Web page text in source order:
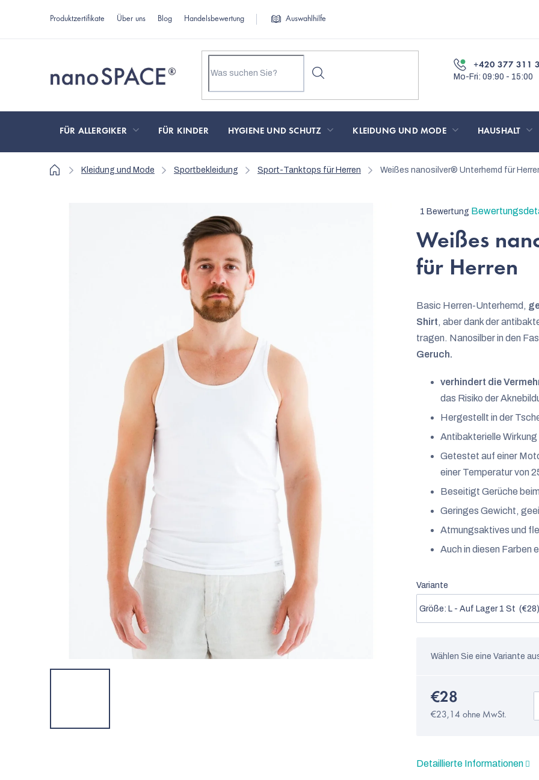
Produktzertifikate Über uns Blog Handelsbewertung Auswahlhilfe
+420 377 311
FÜR ALLERGIKER FÜR KINDER HYGIENE UND SCHUTZ KLEIDUNG UND MODE HAUSHALT
Startseite
Kleidung und Mode Sportbekleidung Sport-Tanktops für Herren Weißes nanosilver® Unterhemd für
Die
Produktbewertung
ist
5,0
5
Sternen.
1 Bewertung
Weißes
für Herren
Basic Herren-Unterhemd,
Shirt, aber dank der
tragen. Nanosilber in den
Geruch.
verhindert die
das Risiko der
Hergestellt in der
Antibakterielle Wirkung
Getestet auf einer
einer Temperatur von
Beseitigt Gerüche
Geringes Gewicht,
Atmungsaktives und
Auch in diesen Farben
Variante
Wählen Sie eine Variante
€28
€23,14 ohne MwSt.
Detaillierte Informationen